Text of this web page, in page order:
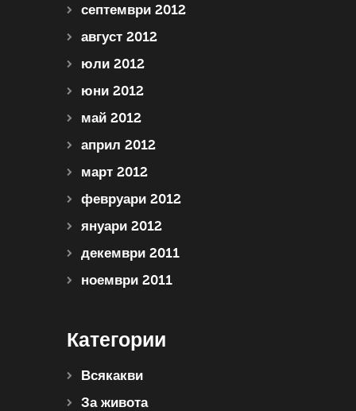
септември 2012
август 2012
юли 2012
юни 2012
май 2012
април 2012
март 2012
февруари 2012
януари 2012
декември 2011
ноември 2011
Категории
Всякакви
За живота